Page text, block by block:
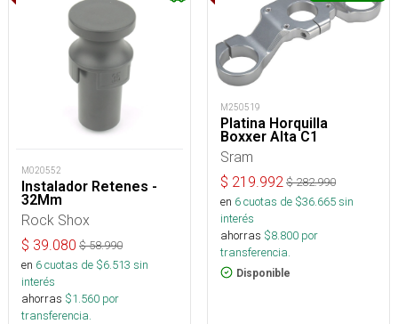
M020552
Instalador Retenes -
32Mm
Rock Shox
$ 39.080 $58.990
en 6cuotas de $6.513 sin
interés
ahorras $1.560 por
transferencia.
M250519
Platina Horquilla
Boxxer Alta C1
Sram
$ 219.992 $282.990
en 6cuotas de $36.665sin
interés
ahorras $8.800 por
transferencia.
Disponible